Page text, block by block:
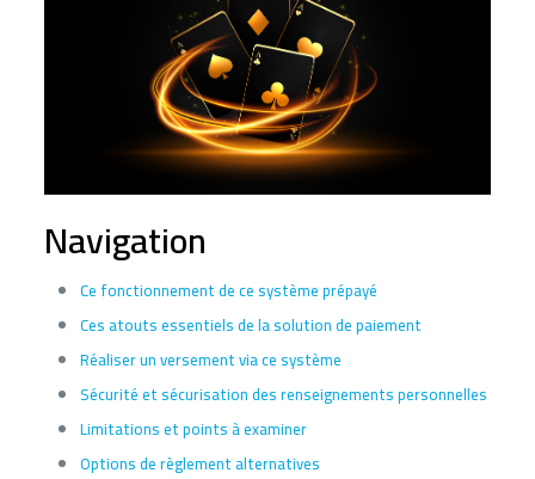
Navigation
Ce fonctionnement de ce système prépayé
Ces atouts essentiels de la solution de paiement
Réaliser un versement via ce système
Sécurité et sécurisation des renseignements personnelles
Limitations et points à examiner
Options de règlement alternatives